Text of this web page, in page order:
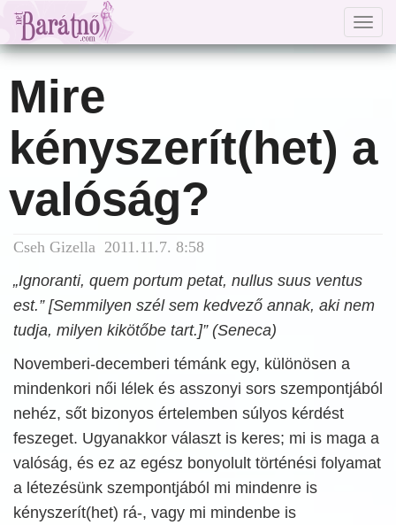
Mire
kényszerít(het) a
valóság?
Cseh Gizella 2011.11.7. 8:58
„Ignoranti, quem portum petat, nullus suus ventus
est.” [Semmilyen szél sem kedvező annak, aki nem
tudja, milyen kikötőbe tart.]” (Seneca)
Novemberi-decemberi témánk egy, különösen a
mindenkori női lélek és asszonyi sors szempontjából
nehéz, sőt bizonyos értelemben súlyos kérdést
feszeget. Ugyanakkor választ is keres; mi is maga a
valóság, és ez az egész bonyolult történési folyamat
a létezésünk szempontjából mi mindenre is
kényszerít(het) rá-, vagy mi mindenbe is